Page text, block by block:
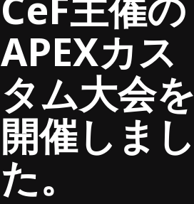
APEXカス
タム大会を
開催しまし
た。